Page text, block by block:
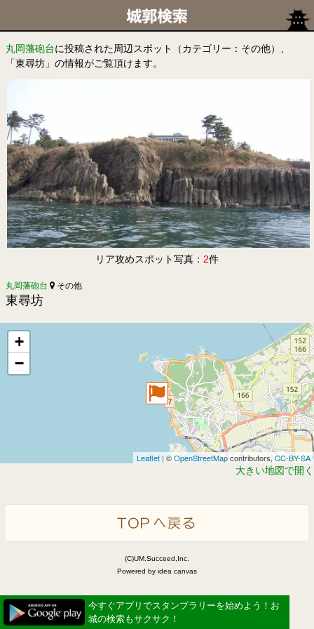
丸岡藩砲台に投稿された周辺スポット（カテゴリー：その他）、
「東尋坊」の情報がご覧頂けます。
リア攻めスポット写真： 2件
丸岡藩砲台 その他
東尋坊
+
−
Leaflet | ©OpenStreetMapcontributors, CC-BY-SA
大きい地図で開く
(C)UM.Succeed,Inc.
Powered by idea canvas
今すぐアプリでスタンプラリーを始めよう！お
城の検索もサクサク！